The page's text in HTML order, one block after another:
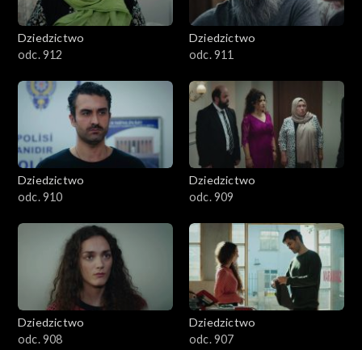
Dziedzictwo
odc. 912
Dziedzictwo
odc. 911
Dziedzictwo
odc. 910
Dziedzictwo
odc. 909
Dziedzictwo
odc. 908
Dziedzictwo
odc. 907